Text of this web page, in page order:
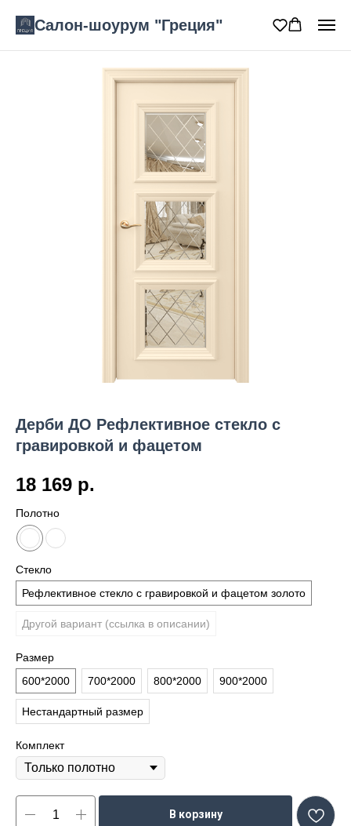
Салон-шоурум "Греция"
Дерби ДО Рефлективное стекло с
гравировкой и фацетом
18 169 р.
Полотно
Стекло
Рефлективное стекло с гравировкой и фацетом золото
Другой вариант (ссылка в описании)
Размер
600*2000
700*2000 800*2000 900*2000
Нестандартный размер
Комплект
В корзину